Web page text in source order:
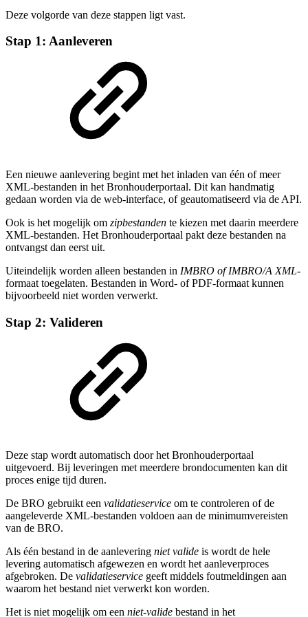
Deze volgorde van deze stappen ligt vast.
Stap 1: Aanleveren
Een nieuwe aanlevering begint met het inladen van één of meer
XML-bestanden in het Bronhouderportaal. Dit kan handmatig
gedaan worden via de web-interface, of geautomatiseerd via de API.
Ook is het mogelijk om zipbestanden te kiezen met daarin meerdere
XML-bestanden. Het Bronhouderportaal pakt deze bestanden na
ontvangst dan eerst uit.
Uiteindelijk worden alleen bestanden in IMBRO of IMBRO/A XML-
formaat toegelaten. Bestanden in Word- of PDF-formaat kunnen
bijvoorbeeld niet worden verwerkt.
Stap 2: Valideren
Deze stap wordt automatisch door het Bronhouderportaal
uitgevoerd. Bij leveringen met meerdere brondocumenten kan dit
proces enige tijd duren.
De BRO gebruikt een validatieservice om te controleren of de
aangeleverde XML-bestanden voldoen aan de minimumvereisten
van de BRO.
Als één bestand in de aanlevering niet valide is wordt de hele
levering automatisch afgewezen en wordt het aanleverproces
afgebroken. De validatieservice geeft middels foutmeldingen aan
waarom het bestand niet verwerkt kon worden.
Het is niet mogelijk om een niet-valide bestand in het